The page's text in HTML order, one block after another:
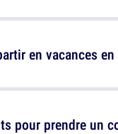
pour prendre un
en vacances